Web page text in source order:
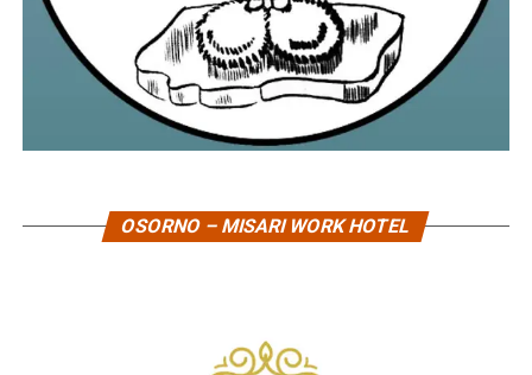
OSORNO – MISARI WORK HOTEL